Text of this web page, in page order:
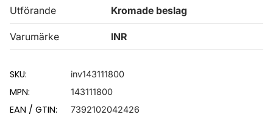
Utförande Kromade beslag
Varumärke INR
SKU: inv143111800
MPN: 143111800
EAN / GTIN: 7392102042426